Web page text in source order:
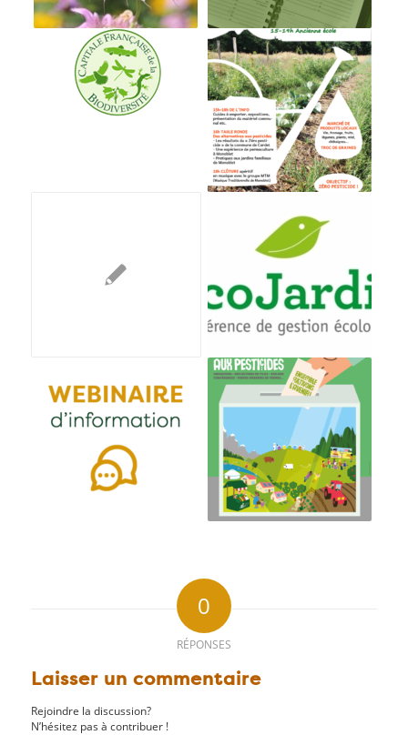
0
RÉPONSES
Laisser un commentaire
Rejoindre la discussion?
N’hésitez pas à contribuer !